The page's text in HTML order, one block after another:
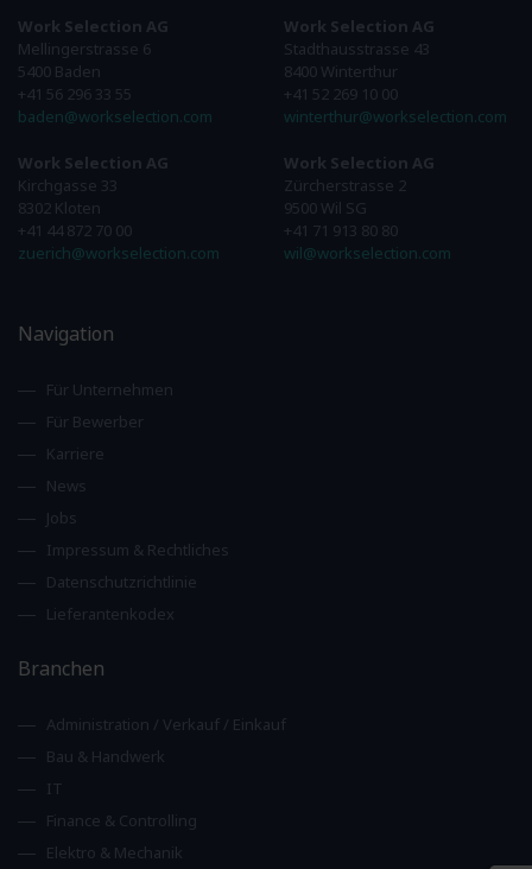
Work Selection AG
Mellingerstrasse 6
5400 Baden
+41 56 296 33 55
baden@workselection.com
Work Selection AG
Kirchgasse 33
8302 Kloten
+41 44 872 70 00
zuerich@workselection.com
Work Selection AG
Stadthausstrasse 43
8400 Winterthur
+41 52 269 10 00
winterthur@workselection.com
Work Selection AG
Zürcherstrasse 2
9500 Wil SG
+41 71 913 80 80
wil@workselection.com
Navigation
Für Unternehmen
Für Bewerber
Karriere
News
Jobs
Impressum & Rechtliches
Datenschutzrichtlinie
Lieferantenkodex
Branchen
Administration / Verkauf / Einkauf
Bau & Handwerk
IT
Finance & Controlling
Elektro & Mechanik